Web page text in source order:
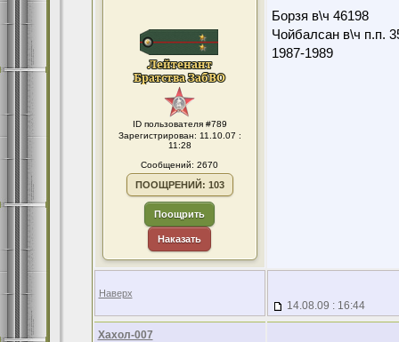
ID пользователя #789
Зарегистрирован: 11.10.07 :
11:28
Сообщений: 2670
ПООЩРЕНИЙ: 103
Поощрить
Наказать
Борзя в\ч 46198
Чойбалсан в\ч п.п.
1987-1989
Наверх
14.08.09 : 16:44
Хахол-007